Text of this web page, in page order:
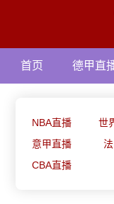
首页 德甲直
NBA直播 世
意甲直播
CBA直播